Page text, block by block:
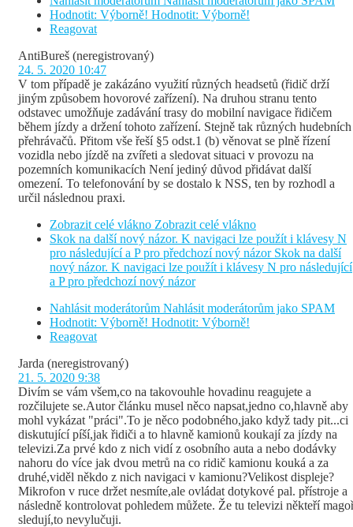
Hodnotit: Výborně! Hodnotit: Výborně!
Reagovat
AntiBureš (neregistrovaný)
24. 5. 2020 10:47
V tom případě je zakázáno využití různých headsetů (řidič drží
jiným způsobem hovorové zařízení). Na druhou stranu tento
odstavec umožňuje zadávání trasy do mobilní navigace řidičem
během jízdy a držení tohoto zařízení. Stejně tak různých hudebních
přehrávačů. Přitom vše řeší §5 odst.1 (b) věnovat se plně řízení
vozidla nebo jízdě na zvířeti a sledovat situaci v provozu na
pozemních komunikacích Není jediný důvod přidávat další
omezení. To telefonování by se dostalo k NSS, ten by rozhodl a
určil následnou praxi.
Zobrazit celé vlákno Zobrazit celé vlákno
Skok na další nový názor. K navigaci lze použít i klávesy N
pro následující a P pro předchozí nový názor Skok na další
nový názor. K navigaci lze použít i klávesy N pro následující
a P pro předchozí nový názor
Nahlásit moderátorům Nahlásit moderátorům jako SPAM
Hodnotit: Výborně! Hodnotit: Výborně!
Reagovat
Jarda (neregistrovaný)
21. 5. 2020 9:38
Divím se vám všem,co na takovouhle hovadinu reagujete a
rozčilujete se.Autor článku musel něco napsat,jedno co,hlavně aby
mohl vykázat "práci".To je něco podobného,jako když tady pit...ci
diskutující píší,jak řidiči a to hlavně kamionů koukají za jízdy na
televizi.Za prvé kdo z nich vidí z osobního auta a nebo dodávky
nahoru do více jak dvou metrů na co ridič kamionu kouká a za
druhé,viděl někdo z nich navigaci v kamionu?Velikost displeje?
Mikrofon v ruce držet nesmíte,ale ovládat dotykové pal. přístroje a
následně kontrolovat pohledem můžete. Že tu televizi někteří
sledují,to nevylučuji.